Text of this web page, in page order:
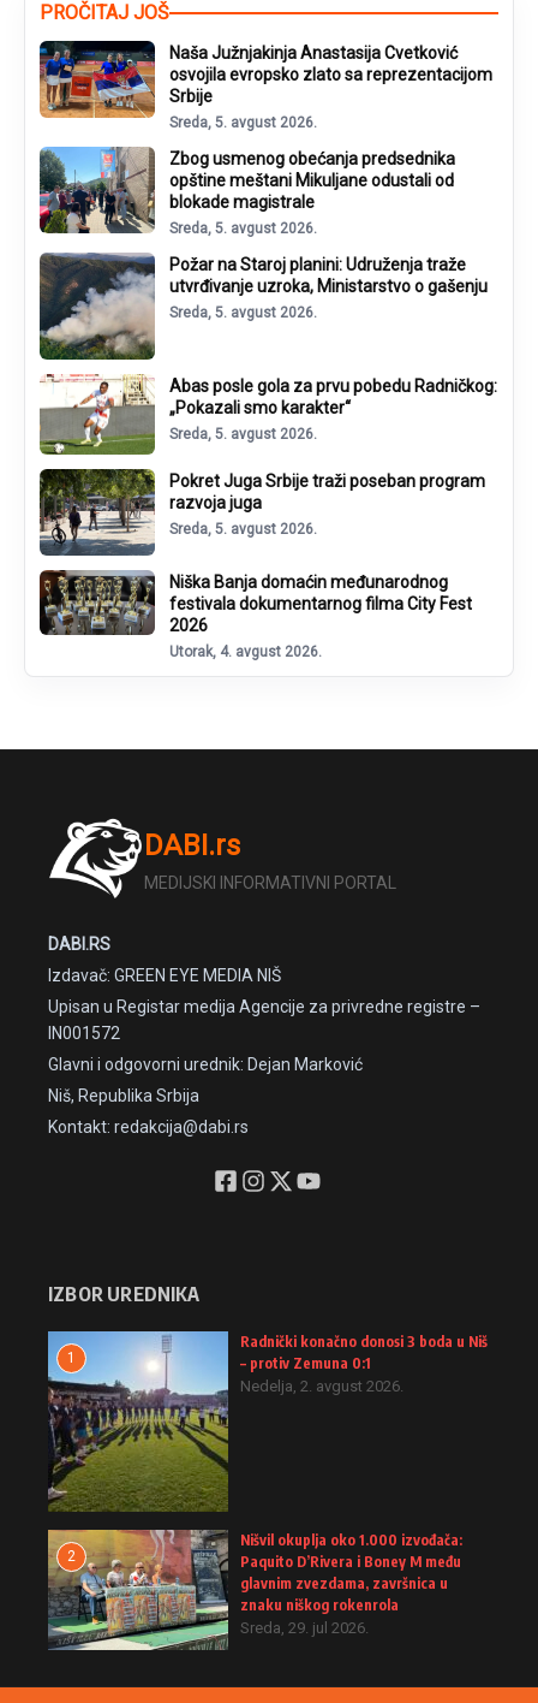
PROČITAJ JOŠ
Naša Južnjakinja Anastasija Cvetković
osvojila evropsko zlato sa reprezentacijom
Srbije
Sreda, 5. avgust 2026.
Zbog usmenog obećanja predsednika
opštine meštani Mikuljane odustali od
blokade magistrale
Sreda, 5. avgust 2026.
Požar na Staroj planini: Udruženja traže
utvrđivanje uzroka, Ministarstvo o gašenju
Sreda, 5. avgust 2026.
Abas posle gola za prvu pobedu Radničkog:
„Pokazali smo karakter“
Sreda, 5. avgust 2026.
Pokret Juga Srbije traži poseban program
razvoja juga
Sreda, 5. avgust 2026.
Niška Banja domaćin međunarodnog
festivala dokumentarnog filma City Fest
2026
Utorak, 4. avgust 2026.
DABI.rs
MEDIJSKI INFORMATIVNI PORTAL
DABI.RS
Izdavač: GREEN EYE MEDIA NIŠ
Upisan u Registar medija Agencije za privredne registre –
IN001572
Glavni i odgovorni urednik: Dejan Marković
Niš, Republika Srbija
Kontakt: redakcija@dabi.rs
IZBOR UREDNIKA
1
Radnički konačno donosi 3 boda u Niš
– protiv Zemuna 0:1
Nedelja, 2. avgust 2026.
2
Nišvil okuplja oko 1.000 izvođača:
Paquito D’Rivera i Boney M među
glavnim zvezdama, završnica u
znaku niškog rokenrola
Sreda, 29. jul 2026.